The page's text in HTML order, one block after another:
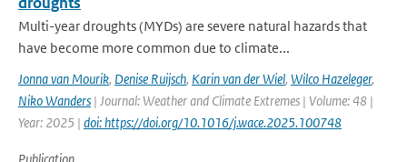
Multi-year droughts (MYDs) are severe natural hazards that
have become more common due to climate...
Jonna van Mourik, Denise Ruijsch, Karin van der Wiel, Wilco Hazeleger,
Niko Wanders | Journal: Weather and Climate Extremes | Volume: 48 |
Year: 2025 | doi: https://doi.org/10.1016/j.wace.2025.100748